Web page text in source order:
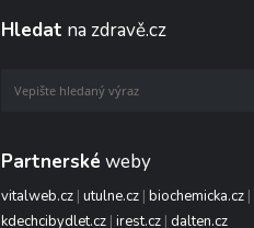
Hledat na zdravě.cz
Partnerské weby
vitalweb.cz| utulne.cz| biochemicka.cz|
kdechcibydlet.cz| irest.cz| dalten.cz